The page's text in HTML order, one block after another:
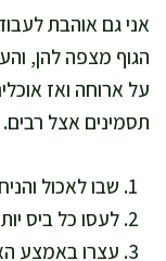
אני גם אוהבת
הגוף מצפה להן,
על ארוחה ואז
תסמינים אצל רבים.
שבו לאכול
לעסו כל ביס
עצרו באמצע